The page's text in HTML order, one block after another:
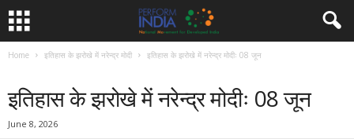
Home इतिहास के झरोखे में नरेन्द्र मोदी इतिहास के झरोखे में नरेन्द्र मोदीः 08 जून
इतिहास के झरोखे में नरेन्द्र मोदीः 08 जून
June 8, 2026